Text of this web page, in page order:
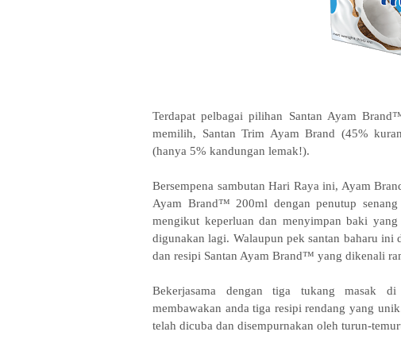
Terdapat pelbagai pilihan Santan Ayam
memilih, Santan Trim Ayam Brand (45%
(hanya 5% kandungan lemak!).
Bersempena sambutan Hari Raya ini, Ayam
Ayam Brand™ 200ml dengan penutup
mengikut keperluan dan menyimpan baki
digunakan lagi. Walaupun pek santan baharu ini
dan resipi Santan Ayam Brand™ yang dikenali
Bekerjasama dengan tiga tukang masak
membawakan anda tiga resipi rendang yang
telah dicuba dan disempurnakan oleh turun-